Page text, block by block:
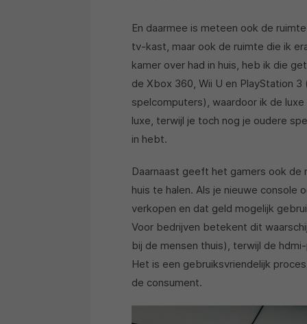
En daarmee is meteen ook de
tv-kast, maar ook de ruimte die ik
kamer over had in huis, heb ik die
de Xbox 360, Wii U en PlayStation
spelcomputers), waardoor ik de
luxe, terwijl je toch nog je oudere
in hebt.
Daarnaast geeft het gamers ook de
huis te halen. Als je nieuwe console
verkopen en dat geld mogelijk
Voor bedrijven betekent dit
bij de mensen thuis), terwijl de
Het is een gebruiksvriendelijk
de consument.